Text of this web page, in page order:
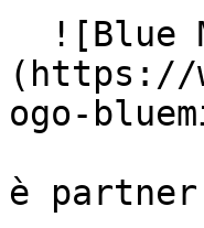
(https://
ogo-
è